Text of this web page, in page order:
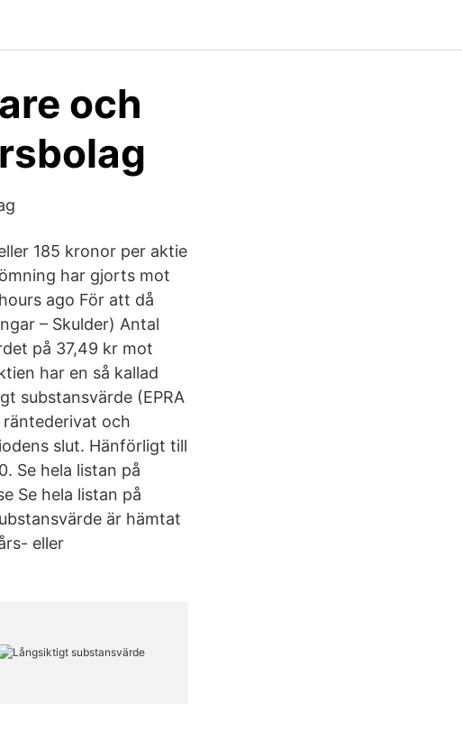
och
185 kronor per aktie
har gjorts mot
ago För att då
– Skulder) Antal
på 37,49 kr mot
har en så kallad
substansvärde (EPRA
räntederivat och
slut. Hänförligt till
Se hela listan på
Se hela listan på
är hämtat
eller